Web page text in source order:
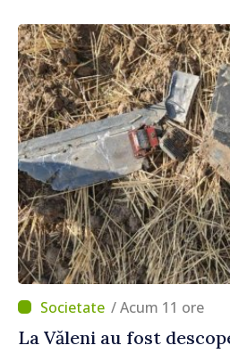
/ Acum 11 ore
La Văleni au fost